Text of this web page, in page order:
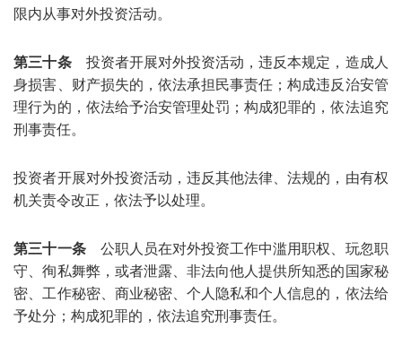
限内从事对外投资活动。
第三十条投资者开展对外投资活动，违反本规定，造成人
身损害、财产损失的，依法承担民事责任；构成违反治安管
理行为的，依法给予治安管理处罚；构成犯罪的，依法追究
刑事责任。
投资者开展对外投资活动，违反其他法律、法规的，由有权
机关责令改正，依法予以处理。
第三十一条公职人员在对外投资工作中滥用职权、玩忽职
守、徇私舞弊，或者泄露、非法向他人提供所知悉的国家秘
密、工作秘密、商业秘密、个人隐私和个人信息的，依法给
予处分；构成犯罪的，依法追究刑事责任。